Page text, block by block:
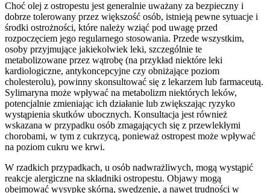
Choć olej z ostropestu jest generalnie uważany za bezpieczny i
dobrze tolerowany przez większość osób, istnieją pewne sytuacje i
środki ostrożności, które należy wziąć pod uwagę przed
rozpoczęciem jego regularnego stosowania. Przede wszystkim,
osoby przyjmujące jakiekolwiek leki, szczególnie te
metabolizowane przez wątrobę (na przykład niektóre leki
kardiologiczne, antykoncepcyjne czy obniżające poziom
cholesterolu), powinny skonsultować się z lekarzem lub farmaceutą.
Sylimaryna może wpływać na metabolizm niektórych leków,
potencjalnie zmieniając ich działanie lub zwiększając ryzyko
wystąpienia skutków ubocznych. Konsultacja jest również
wskazana w przypadku osób zmagających się z przewlekłymi
chorobami, w tym z cukrzycą, ponieważ ostropest może wpływać
na poziom cukru we krwi.
W rzadkich przypadkach, u osób nadwrażliwych, mogą wystąpić
reakcje alergiczne na składniki ostropestu. Objawy mogą
obejmować wysypkę skórną, swędzenie, a nawet trudności w